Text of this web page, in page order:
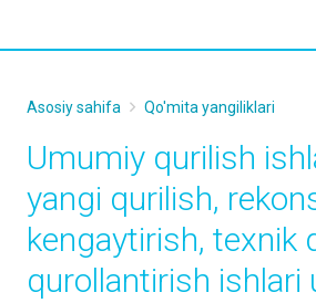
Asosiy sahifa Qo'mita yangiliklari
Umumiy qurilish
yangi qurilish,
kengaytirish, texnik
qurollantirish ishlari